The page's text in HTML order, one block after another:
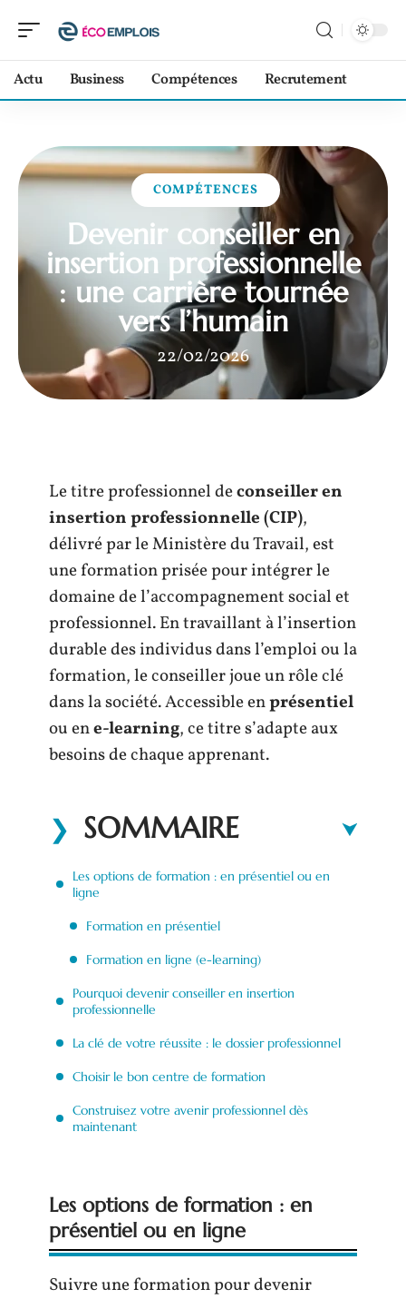
Actu Business Compétences Recrutement
COMPÉTENCES
Devenir conseiller en
insertion professionnelle
: une carrière tournée
vers l’humain
22/02/2026
Le titre professionnel deconseiller en
insertion professionnelle (CIP),
délivré par le Ministère du Travail, est
une formation prisée pour intégrer le
domaine de l’accompagnement social et
professionnel. En travaillant à l’insertion
durable des individus dans l’emploi ou la
formation, le conseiller joue un rôle clé
dans la société. Accessible enprésentiel
ou ene-learning, ce titre s’adapte aux
besoins de chaque apprenant.
SOMMAIRE
Les options de formation : en présentiel ou en
ligne
Formation en présentiel
Formation en ligne (e-learning)
Pourquoi devenir conseiller en insertion
professionnelle
La clé de votre réussite : le dossier professionnel
Choisir le bon centre de formation
Construisez votre avenir professionnel dès
maintenant
Les options de formation : en
présentiel ou en ligne
Suivre une formation pour devenir